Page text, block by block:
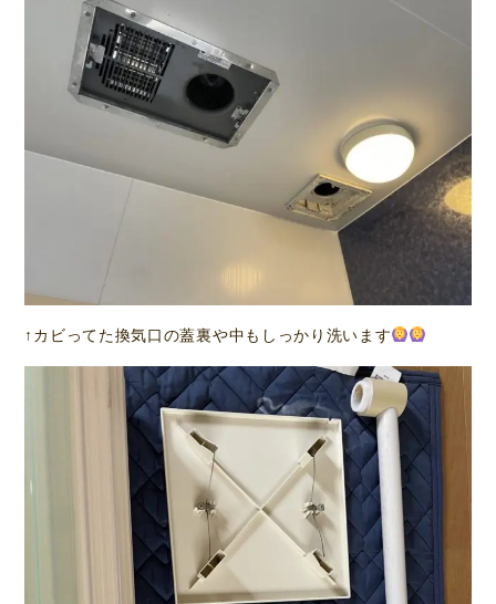
↑カビってた換気口の蓋裏や中もしっかり洗います